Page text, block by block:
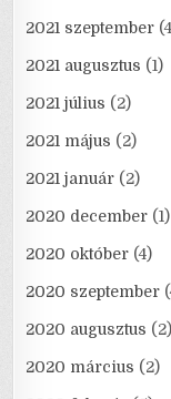
2021 szeptember
2021 augusztus (1)
2021 július (2)
2021 május (2)
2021 január (2)
2020 december (1)
2020 október (4)
2020 szeptember
2020 augusztus (2)
2020 március (2)